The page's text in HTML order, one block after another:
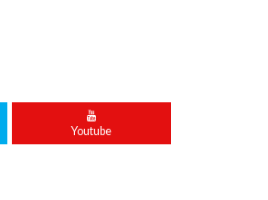
Youtube